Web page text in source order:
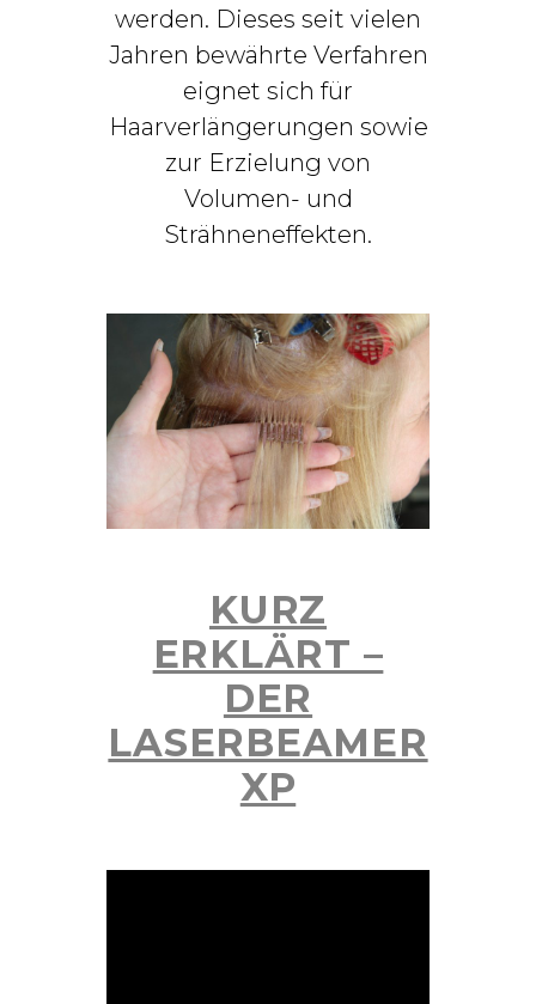
werden. Dieses seit vielen
Jahren bewährte Verfahren
eignet sich für
Haarverlängerungen sowie
zur Erzielung von
Volumen- und
Strähneneffekten.
KURZ
ERKLÄRT –
DER
LASERBEAMER
XP